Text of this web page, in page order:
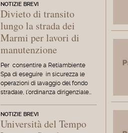
NOTIZIE BREVI
Divieto di transito
lungo la strada dei
Marmi per lavori di
manutenzione
Per consentire a Retiambiente
Spa di eseguire in sicurezza le
operazioni di lavaggio del fondo
stradale, l'ordinanza dirigenziale…
NOTIZIE BREVI
Università del Tempo